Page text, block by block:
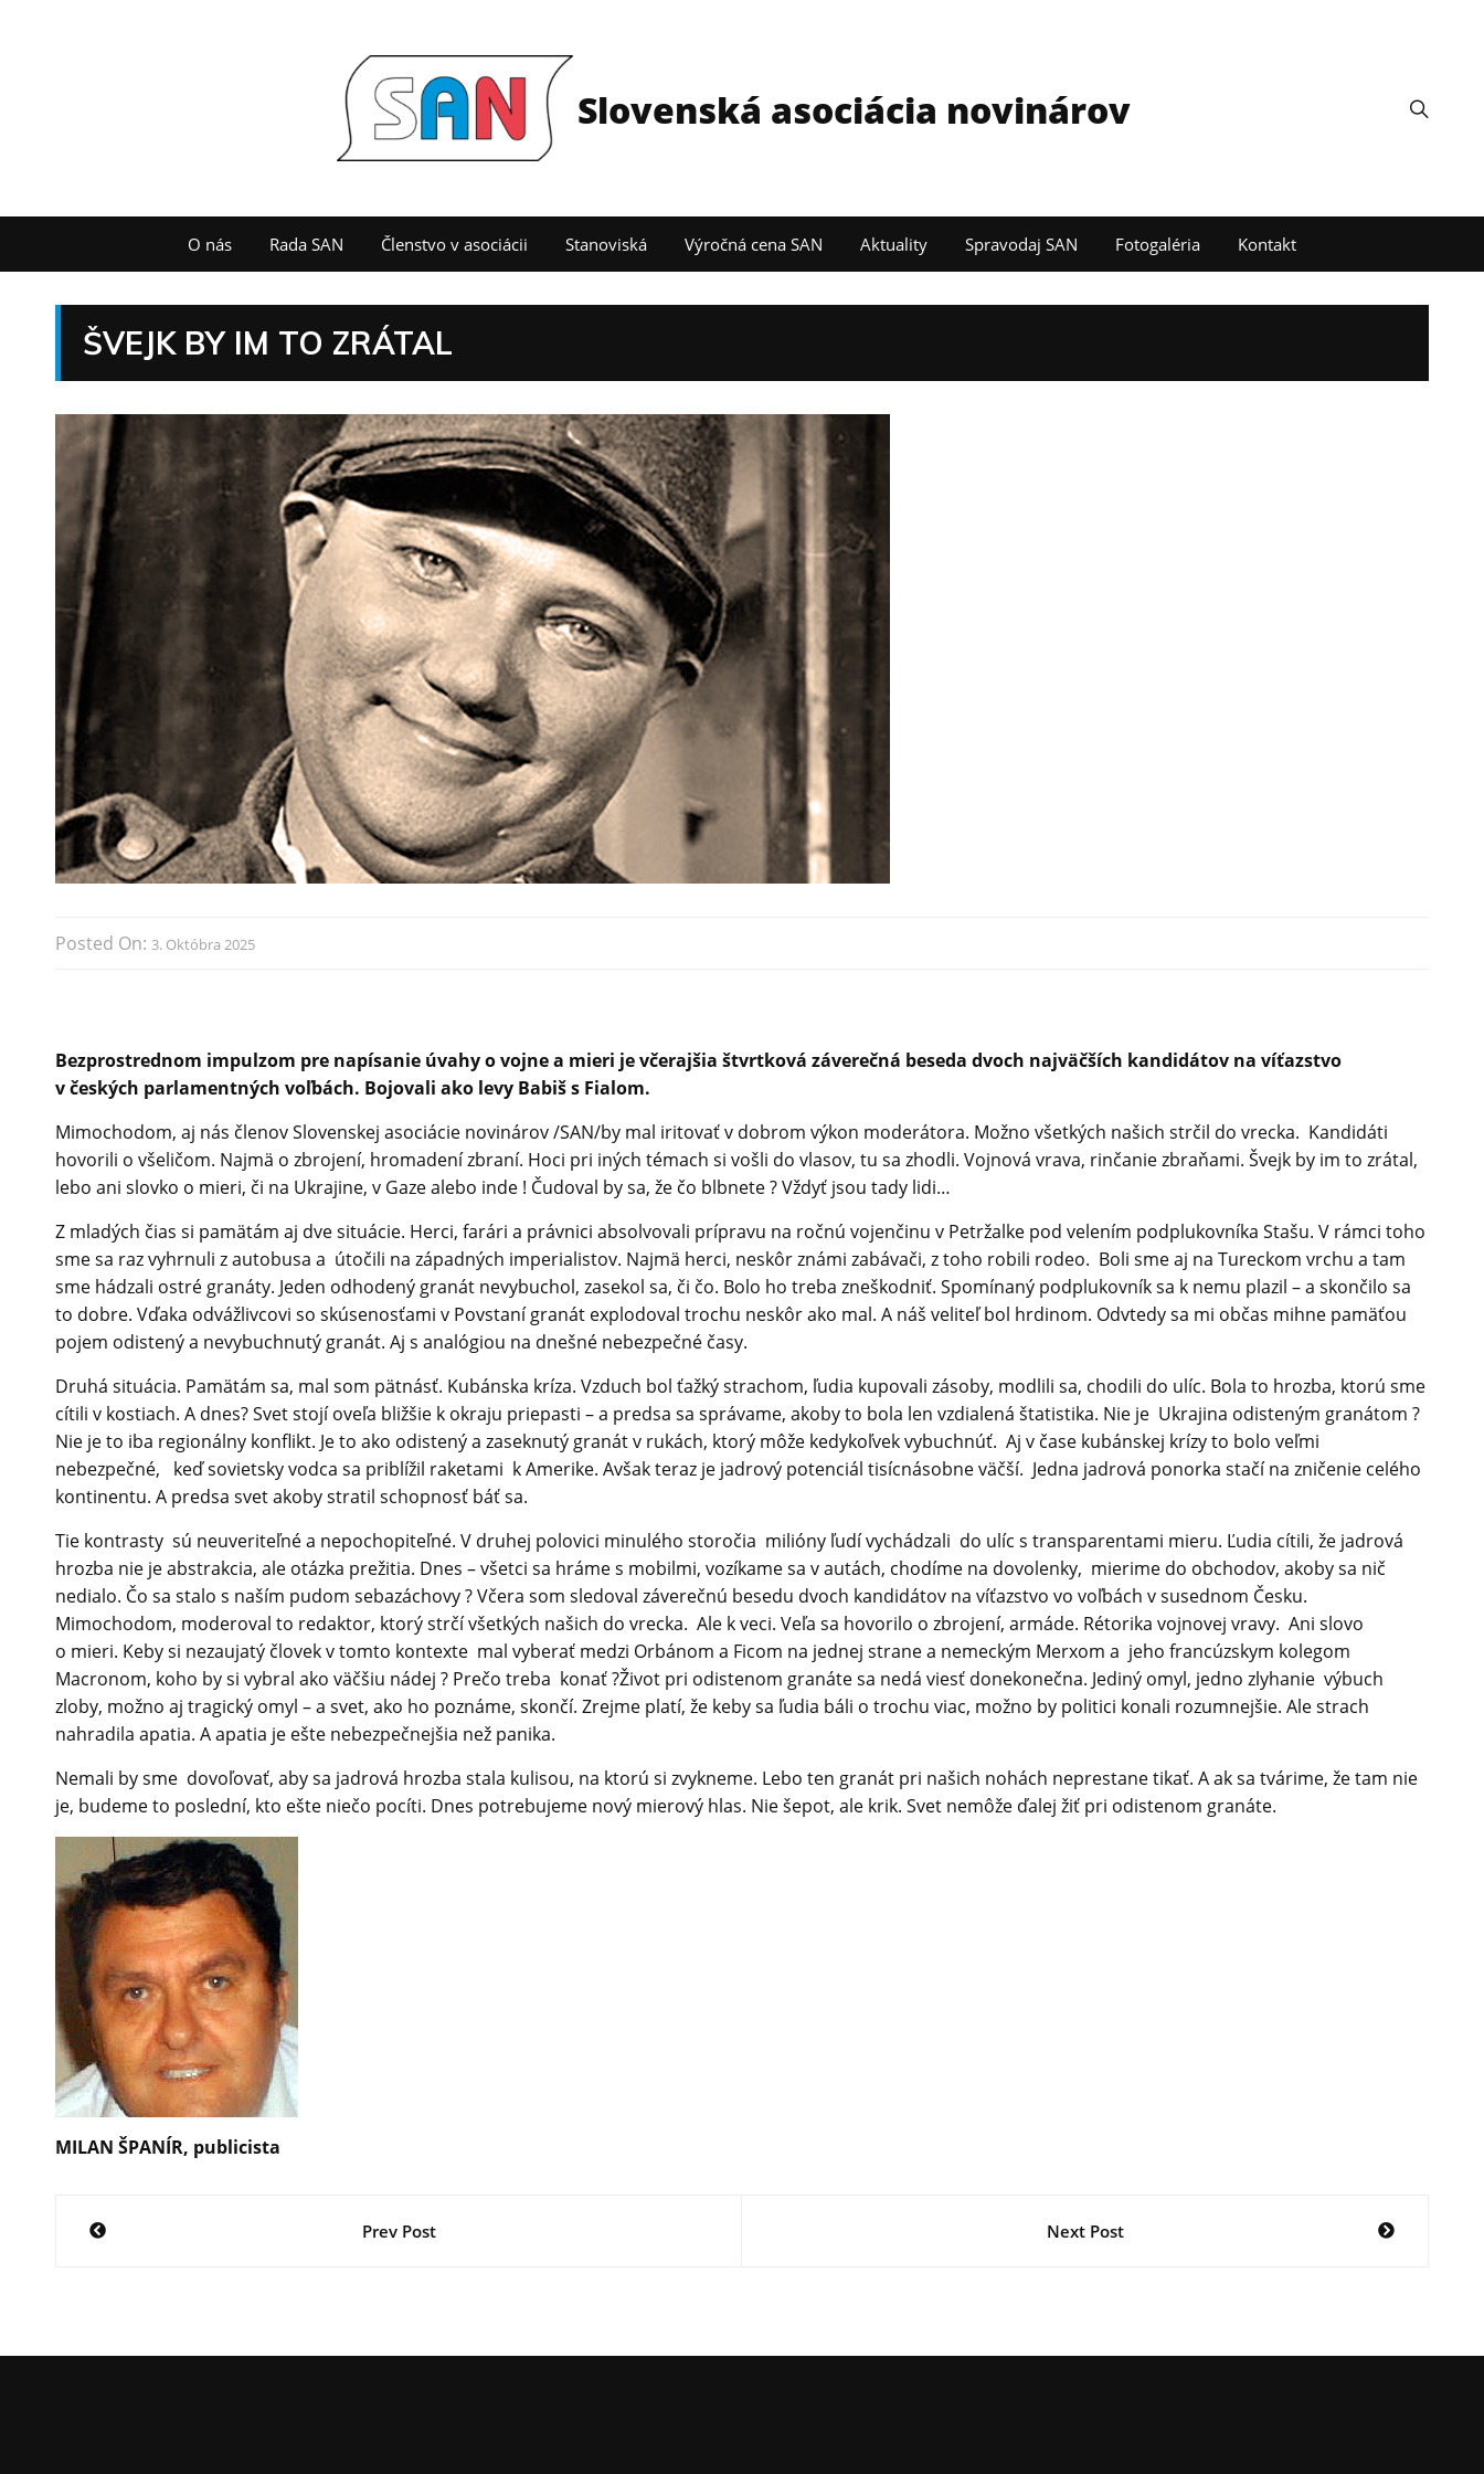
Slovenská asociácia novinárov
O nás Rada SAN Členstvo v asociácii Stanoviská Výročná cena SAN Aktuality Spravodaj SAN Fotogaléria Kontakt
ŠVEJK BY IM TO ZRÁTAL
Posted On: 3. Októbra 2025
Bezprostrednom impulzom pre napísanie úvahy o vojne a mieri je včerajšia štvrtková záverečná beseda dvoch najväčších kandidátov na víťazstvo
v českých parlamentných voľbách. Bojovali ako levy Babiš s Fialom.
Mimochodom, aj nás členov Slovenskej asociácie novinárov /SAN/by mal iritovať v dobrom výkon moderátora. Možno všetkých našich strčil do vrecka. Kandidáti
hovorili o všeličom. Najmä o zbrojení, hromadení zbraní. Hoci pri iných témach si vošli do vlasov, tu sa zhodli. Vojnová vrava, rinčanie zbraňami. Švejk by im to zrátal,
lebo ani slovko o mieri, či na Ukrajine, v Gaze alebo inde ! Čudoval by sa, že čo blbnete ? Vždyť jsou tady lidi…
Z mladých čias si pamätám aj dve situácie. Herci, farári a právnici absolvovali prípravu na ročnú vojenčinu v Petržalke pod velením podplukovníka Stašu. V rámci toho
sme sa raz vyhrnuli z autobusa a útočili na západných imperialistov. Najmä herci, neskôr známi zabávači, z toho robili rodeo. Boli sme aj na Tureckom vrchu a tam
sme hádzali ostré granáty. Jeden odhodený granát nevybuchol, zasekol sa, či čo. Bolo ho treba zneškodniť. Spomínaný podplukovník sa k nemu plazil – a skončilo sa
to dobre. Vďaka odvážlivcovi so skúsenosťami v Povstaní granát explodoval trochu neskôr ako mal. A náš veliteľ bol hrdinom. Odvtedy sa mi občas mihne pamäťou
pojem odistený a nevybuchnutý granát. Aj s analógiou na dnešné nebezpečné časy.
Druhá situácia. Pamätám sa, mal som pätnásť. Kubánska kríza. Vzduch bol ťažký strachom, ľudia kupovali zásoby, modlili sa, chodili do ulíc. Bola to hrozba, ktorú sme
cítili v kostiach. A dnes? Svet stojí oveľa bližšie k okraju priepasti – a predsa sa správame, akoby to bola len vzdialená štatistika. Nie je Ukrajina odisteným granátom ?
Nie je to iba regionálny konflikt. Je to ako odistený a zaseknutý granát v rukách, ktorý môže kedykoľvek vybuchnúť. Aj v čase kubánskej krízy to bolo veľmi
nebezpečné, keď sovietsky vodca sa priblížil raketami k Amerike. Avšak teraz je jadrový potenciál tisícnásobne väčší. Jedna jadrová ponorka stačí na zničenie celého
kontinentu. A predsa svet akoby stratil schopnosť báť sa.
Tie kontrasty sú neuveriteľné a nepochopiteľné. V druhej polovici minulého storočia milióny ľudí vychádzali do ulíc s transparentami mieru. Ľudia cítili, že jadrová
hrozba nie je abstrakcia, ale otázka prežitia. Dnes – všetci sa hráme s mobilmi, vozíkame sa v autách, chodíme na dovolenky, mierime do obchodov, akoby sa nič
nedialo. Čo sa stalo s naším pudom sebazáchovy ? Včera som sledoval záverečnú besedu dvoch kandidátov na víťazstvo vo voľbách v susednom Česku.
Mimochodom, moderoval to redaktor, ktorý strčí všetkých našich do vrecka. Ale k veci. Veľa sa hovorilo o zbrojení, armáde. Rétorika vojnovej vravy. Ani slovo
o mieri. Keby si nezaujatý človek v tomto kontexte mal vyberať medzi Orbánom a Ficom na jednej strane a nemeckým Merxom a jeho francúzskym kolegom
Macronom, koho by si vybral ako väčšiu nádej ? Prečo treba konať ?Život pri odistenom granáte sa nedá viesť donekonečna. Jediný omyl, jedno zlyhanie výbuch
zloby, možno aj tragický omyl – a svet, ako ho poznáme, skončí. Zrejme platí, že keby sa ľudia báli o trochu viac, možno by politici konali rozumnejšie. Ale strach
nahradila apatia. A apatia je ešte nebezpečnejšia než panika.
Nemali by sme dovoľovať, aby sa jadrová hrozba stala kulisou, na ktorú si zvykneme. Lebo ten granát pri našich nohách neprestane tikať. A ak sa tvárime, že tam nie
je, budeme to poslední, kto ešte niečo pocíti. Dnes potrebujeme nový mierový hlas. Nie šepot, ale krik. Svet nemôže ďalej žiť pri odistenom granáte.
MILAN ŠPANÍR, publicista
Navigácia
Prev Post Next Post